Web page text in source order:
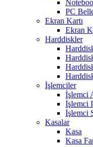
PC
Ekran Kartı
Ekran
Harddiskler
İşlemciler
İşlemci
İşlemci
İşlemci
Kasalar
Kasa
Kasa